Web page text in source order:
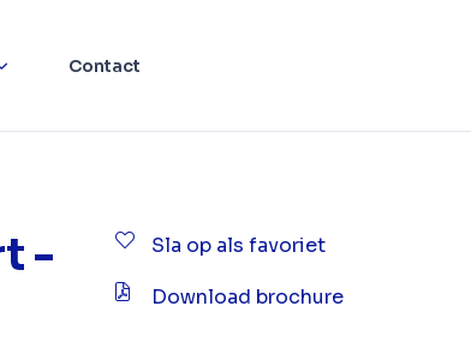
Contact
-
Sla op als favoriet
Download brochure